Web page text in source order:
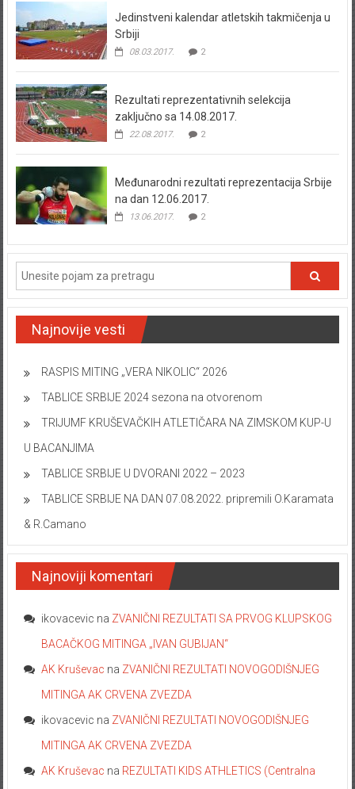
Jedinstveni kalendar atletskih takmičenja u
Srbiji
08.03.2017. 2
Rezultati reprezentativnih selekcija
zaključno sa 14.08.2017.
22.08.2017. 2
Međunarodni rezultati reprezentacija Srbije
na dan 12.06.2017.
13.06.2017. 2
Najnovije vesti
RASPIS MITING „VERA NIKOLIC“ 2026
TABLICE SRBIJE 2024 sezona na otvorenom
TRIJUMF KRUŠEVAČKIH ATLETIČARA NA ZIMSKOM KUP-U
U BACANJIMA
TABLICE SRBIJE U DVORANI 2022 – 2023
TABLICE SRBIJE NA DAN 07.08.2022. pripremili O.Karamata
& R.Camano
Najnoviji komentari
ikovacevic na ZVANIČNI REZULTATI SA PRVOG KLUPSKOG
BACAČKOG MITINGA „IVAN GUBIJAN“
AK Kruševac na ZVANIČNI REZULTATI NOVOGODIŠNJEG
MITINGA AK CRVENA ZVEZDA
ikovacevic na ZVANIČNI REZULTATI NOVOGODIŠNJEG
MITINGA AK CRVENA ZVEZDA
AK Kruševac na REZULTATI KIDS ATHLETICS (Centralna